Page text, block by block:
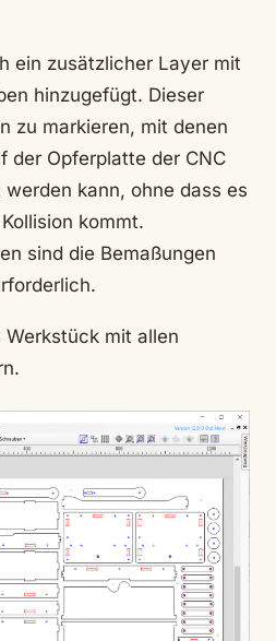
ein zusätzlicher Layer mit
hinzugefügt. Dieser
zu markieren, mit denen
der Opferplatte der CNC
kann, ohne dass es
kommt.
sind die Bemaßungen
mit allen